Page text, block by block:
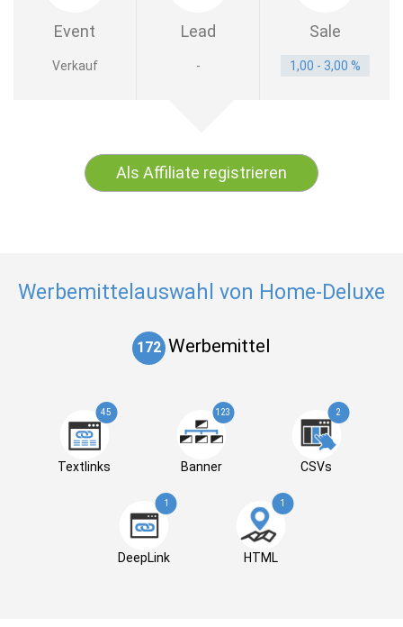
Event Lead Sale
Verkauf - 1,00 - 3,00 %
Als Affiliate registrieren
Werbemittelauswahl von Home-Deluxe
172 Werbemittel
45
Textlinks
123
Banner
2
CSVs
1
DeepLink
1
HTML